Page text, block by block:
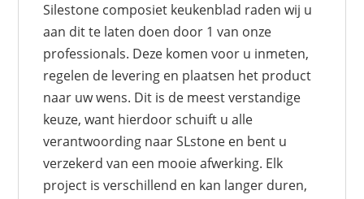
Silestone composiet keukenblad raden wij u
aan dit te laten doen door 1 van onze
professionals. Deze komen voor u inmeten,
regelen de levering en plaatsen het product
naar uw wens. Dit is de meest verstandige
keuze, want hierdoor schuift u alle
verantwoording naar SLstone en bent u
verzekerd van een mooie afwerking. Elk
project is verschillend en kan langer duren,